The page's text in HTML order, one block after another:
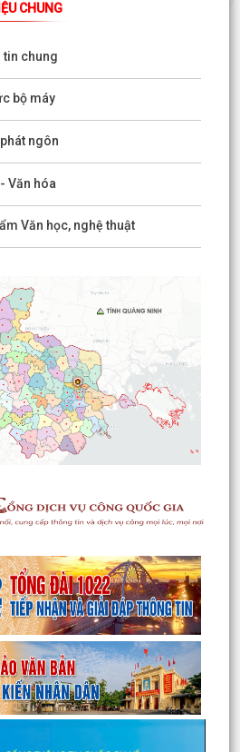
CHUNG
tin chung
bộ máy
ngôn
Văn hóa
Văn học, nghệ thuật
nhận người có công và Hội đồng
Nguyễn Lương Bằng họp xét
VỤ ĐẢNG UỶ XÃ NGUYỄN LƯƠNG
NIỆM PHÓ CHỦ...
NĂM 2026 HĐND THÀNH PHỐ
XVII,...
XÃ NGUYỄN LƯƠNG BẰNG RA
TẠI GIẢI BÓNG ĐÁ HOA
PHỐ HẢI...
XÃ NGUYỄN LƯƠNG BẰNG SẴN
TÀI TẠI GIẢI BÓNG ĐÁ HOA